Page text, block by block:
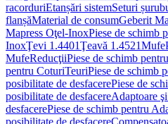
racorduriEtanșări sistemSeturi
flanșăMaterial de consumGeberit
Mapress Oţel-InoxPiese de schimb
InoxŢevi 1.4401Ţeavă 1.4521Mufe
MufeReducţiiPiese de schimb
pentru CoturiTeuriPiese de schimb
posibilitate de desfacerePiese de
posibilitate de desfacereAdaptoare
desfacerePiese de schimb pentru
posibilitate de desfacere